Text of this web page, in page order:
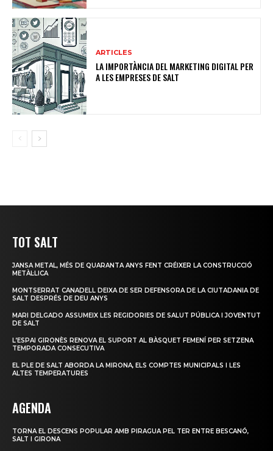
ARTICLES
LA IMPORTÀNCIA DEL MARKETING DIGITAL PER
A LES EMPRESES DE SALT
TOT SALT
JANSA METAL, MÉS DE QUARANTA ANYS FENT CRÉIXER LA CONSTRUCCIÓ
METÀL·LICA
MONTSERRAT CANADELL DEIXA DE SER DEFENSORA DE LA CIUTADANIA DE
SALT DESPRÉS DE DEU ANYS
MARI DELGADO ASSUMEIX LES REGIDORIES DE SALUT PÚBLICA I JOVENTUT
DE SALT
L’ESPAI GIRONÈS RENOVA EL SUPORT AL BÀSQUET FEMENÍ PER SETZENA
TEMPORADA CONSECUTIVA
EL PLE DE SALT ABORDA LA MIRONA, ELS COMPTES MUNICIPALS I LES
ALTES TEMPERATURES
AGENDA
TORNA EL DESCENS POPULAR AMB PIRAGUA PEL TER ENTRE BESCANÓ,
SALT I GIRONA